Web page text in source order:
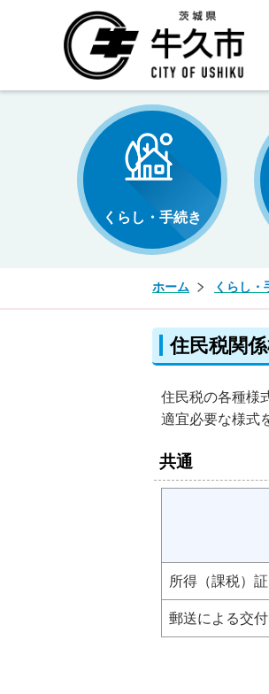
くらし・手続き
ホーム くらし・
住民税関
住民税の各種様
適宜必要な様式
共通
所得（課税）
郵送による交